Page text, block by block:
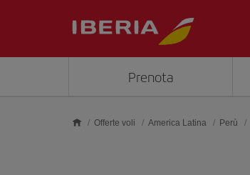
Prenota
Offerte voli America Latina Perù